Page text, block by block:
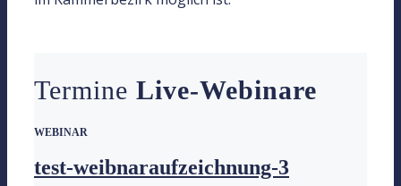
Termine Live-Webinare
WEBINAR
test-weibnaraufzeichnung-3